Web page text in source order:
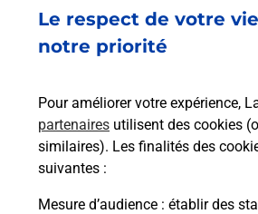
Le respect de votre
notre priorité
Pour améliorer votre expérience,
partenaires utilisent des cookies
similaires). Les finalités des
suivantes :
Mesure d’audience : établir des
Services
En savoir plus